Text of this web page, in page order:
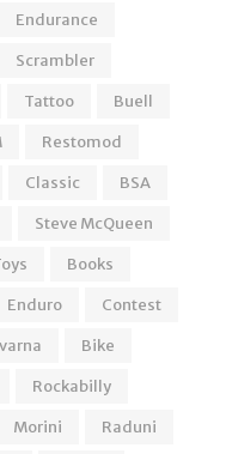
Endurance
Scrambler
Tattoo
Buell
Restomod
Classic
BSA
Steve McQueen
Books
Enduro
Contest
Bike
Rockabilly
Morini Raduni